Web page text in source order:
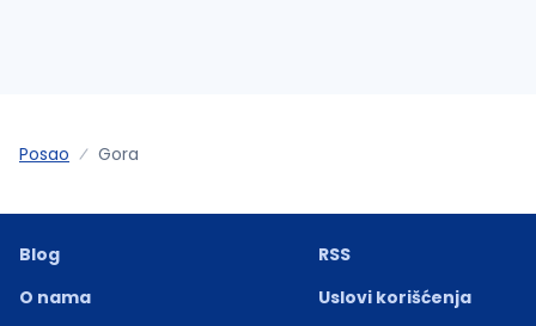
Posao Gora
Blog
O nama
RSS
Uslovi korišćenja